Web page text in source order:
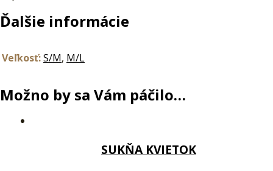
Ďalšie informácie
Veľkosť:S/M, M/L
Možno by sa Vám páčilo…
SUKŇA KVIETOK